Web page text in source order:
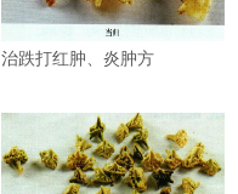
治跌打红肿、炎肿方